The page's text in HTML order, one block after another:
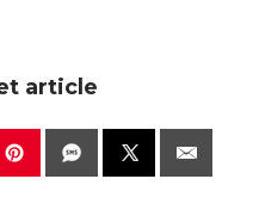
article